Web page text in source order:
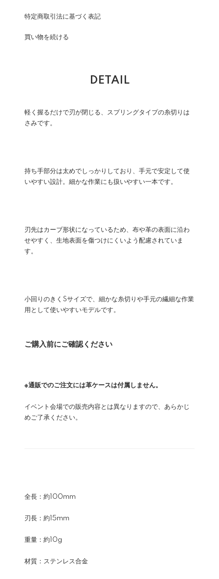
特定商取引法に基づく表記
買い物を続ける
DETAIL
軽く握るだけで刃が閉じる、スプリングタイプの糸切りは
さみです。
持ち手部分は太めでしっかりしており、手元で安定して使
いやすい設計。細かな作業にも扱いやすい一本です。
刃先はカーブ形状になっているため、布や革の表面に沿わ
せやすく、生地表面を傷つけにくいよう配慮されていま
す。
小回りのきくSサイズで、細かな糸切りや手元の繊細な作業
用として使いやすいモデルです。
ご購入前にご確認ください
※通販でのご注文には革ケースは付属しません。
イベント会場での販売内容とは異なりますので、あらかじ
めご了承ください。
全長：約100mm
刃長：約15mm
重量：約10g
材質：ステンレス合金